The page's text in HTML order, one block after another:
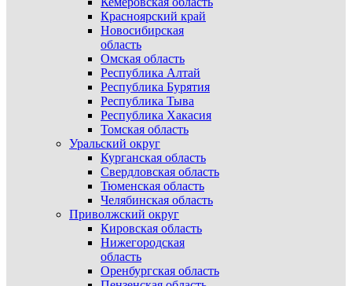
Красноярский край
Новосибирская
область
Омская область
Республика Алтай
Республика Бурятия
Республика Тыва
Республика Хакасия
Томская область
Уральский округ
Курганская область
Свердловская область
Тюменская область
Челябинская область
Приволжский округ
Кировская область
Нижегородская
область
Оренбургская область